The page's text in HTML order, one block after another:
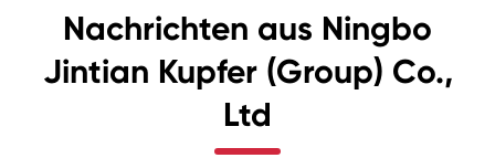
Nachrichten aus Ningbo
Jintian Kupfer (Group) Co.,
Ltd